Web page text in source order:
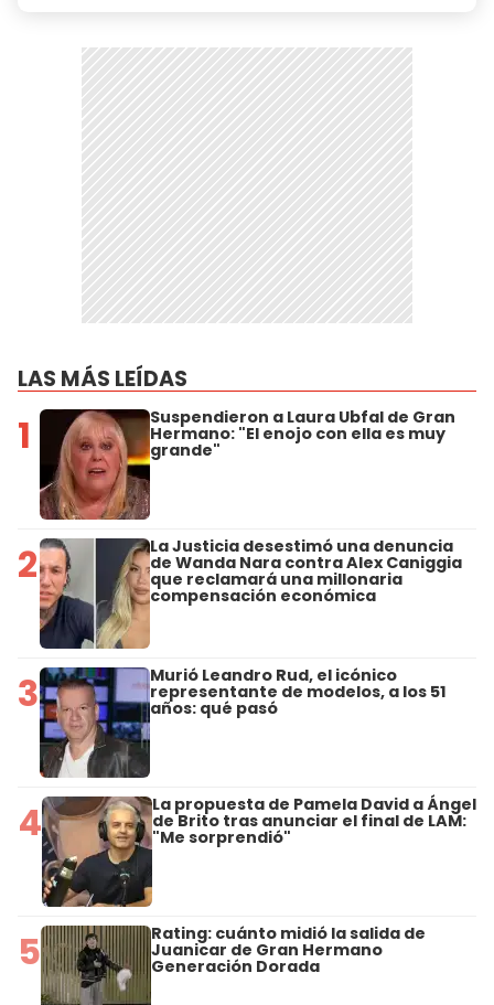
LAS MÁS LEÍDAS
1 Suspendieron a Laura Ubfal de Gran
Hermano: "El enojo con ella es muy
grande"
2 La Justicia desestimó una denuncia
de Wanda Nara contra Alex Caniggia
que reclamará una millonaria
compensación económica
3 Murió Leandro Rud, el icónico
representante de modelos, a los 51
años: qué pasó
4 La propuesta de Pamela David a Ángel
de Brito tras anunciar el final de LAM:
"Me sorprendió"
5 Rating: cuánto midió la salida de
Juanicar de Gran Hermano
Generación Dorada